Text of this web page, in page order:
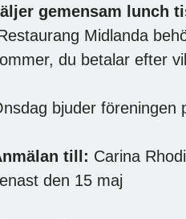
gemensam lunch
Midlanda
du betalar efter
bjuder föreningen
till: Carina
den 15 maj